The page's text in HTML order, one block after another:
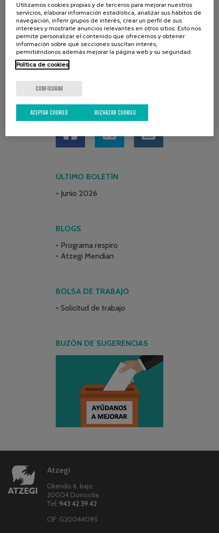
REDES SOCIALES
ÚLTIMO BOLETÍN
Junio 2026
BLOGS
Programa respiro
Atzegi Mendian
BOLSA DE TRABAJO
Solicitud de trabajo
BUZÓN DE SUGERENCIAS
Atzegi
Okendo 6, bajo
20004 Donostia
Tel: 943 42 39 42
CIF: G20044095
Utilizamos cookies propias y de terceros para mejorar nuestros
servicios, elaborar información estadística, analizar sus hábitos de
navegación, inferir grupos de interés, crear un perfil de sus
intereses y mostrarle anuncios relevantes en otros sitios. Esto nos
permite personalizar el contenido que ofrecemos y obtener
información sobre qué secciones suscitan interés,
permitiéndonos además mejorar la página web y su seguridad.
Política de cookies
CONFIGURAR
RECHAZAR COOKIES
ACEPTAR COOKIES